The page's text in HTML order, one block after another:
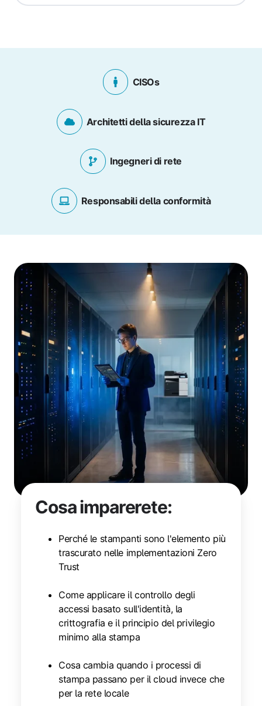
CISOs
Architetti della sicurezza IT
Ingegneri di rete
Responsabili della conformità
Cosa imparerete:
Perché le stampanti sono l'elemento più
trascurato nelle implementazioni Zero
Trust
Come applicare il controllo degli
accessi basato sull'identità, la
crittografia e il principio del privilegio
minimo alla stampa
Cosa cambia quando i processi di
stampa passano per il cloud invece che
per la rete locale